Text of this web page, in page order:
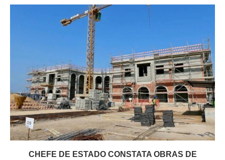
CHEFE DE ESTADO CONSTATA OBRAS DE